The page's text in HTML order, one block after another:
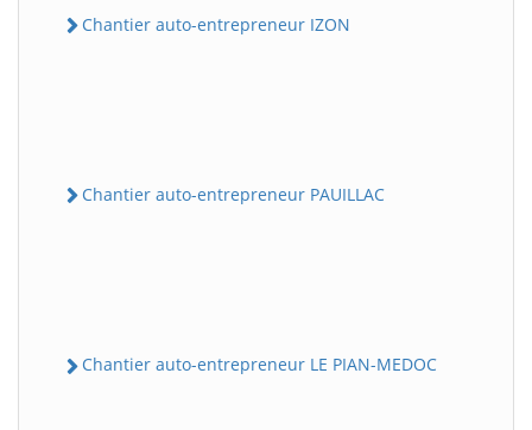
Chantier auto-entrepreneur IZON
Chantier auto-entrepreneur PAUILLAC
Chantier auto-entrepreneur LE PIAN-MEDOC